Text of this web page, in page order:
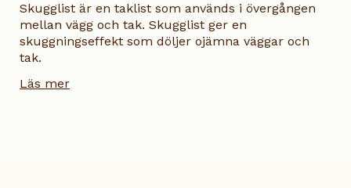
Skugglist är en taklist som används i övergången
mellan vägg och tak. Skugglist ger en
skuggningseffekt som döljer ojämna väggar och
tak.
Läs mer